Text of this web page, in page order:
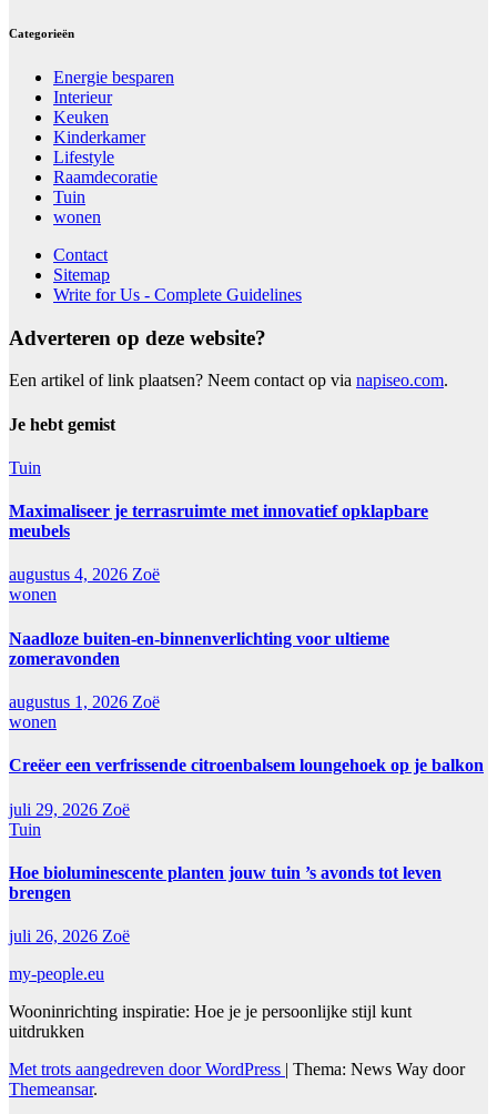
Categorieën
Energie besparen
Interieur
Keuken
Kinderkamer
Lifestyle
Raamdecoratie
Tuin
wonen
Contact
Sitemap
Write for Us - Complete Guidelines
Adverteren op deze website?
Een artikel of link plaatsen? Neem contact op via napiseo.com.
Je hebt gemist
Tuin
Maximaliseer je terrasruimte met innovatief opklapbare
meubels
augustus 4, 2026 Zoë
wonen
Naadloze buiten-en-binnenverlichting voor ultieme
zomeravonden
augustus 1, 2026 Zoë
wonen
Creëer een verfrissende citroenbalsem loungehoek op je balkon
juli 29, 2026 Zoë
Tuin
Hoe bioluminescente planten jouw tuin ’s avonds tot leven
brengen
juli 26, 2026 Zoë
my-people.eu
Wooninrichting inspiratie: Hoe je je persoonlijke stijl kunt
uitdrukken
Met trots aangedreven door WordPress | Thema: News Way door
Themeansar.